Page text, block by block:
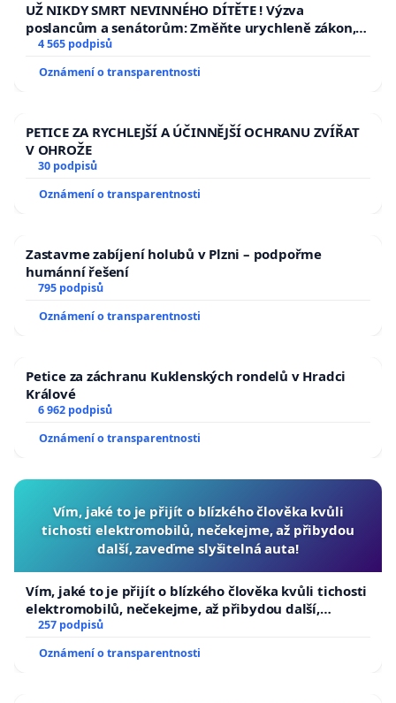
UŽ NIKDY SMRT NEVINNÉHO DÍTĚTE ! Výzva
poslancům a senátorům: Změňte urychleně zákon,
aby se tragédie malé Viktorky už nemohla opakovat!
4 565 podpisů
Oznámení o transparentnosti
PETICE ZA RYCHLEJŠÍ A ÚČINNĚJŠÍ OCHRANU ZVÍŘAT
V OHROŽE
30 podpisů
Oznámení o transparentnosti
Zastavme zabíjení holubů v Plzni – podpořme
humánní řešení
795 podpisů
Oznámení o transparentnosti
Petice za záchranu Kuklenských rondelů v Hradci
Králové
6 962 podpisů
Oznámení o transparentnosti
Vím, jaké to je přijít o blízkého člověka kvůli
tichosti elektromobilů, nečekejme, až přibydou
další, zaveďme slyšitelná auta!
Vím, jaké to je přijít o blízkého člověka kvůli tichosti
elektromobilů, nečekejme, až přibydou další,
zaveďme slyšitelná auta!
257 podpisů
Oznámení o transparentnosti